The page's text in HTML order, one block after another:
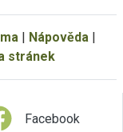
| Nápověda |
stránek
Facebook